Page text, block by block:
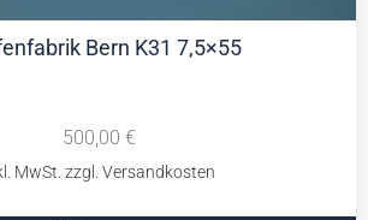
Bern K31 7,5×55
500,00 €